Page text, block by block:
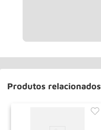
Produtos relacionados